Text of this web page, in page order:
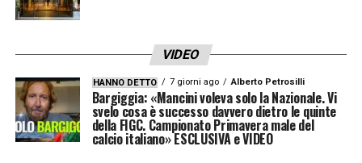
VIDEO
HANNO DETTO 7 giorni ago Alberto Petrosilli
Bargiggia: «Mancini voleva solo la Nazionale. Vi
svelo cosa è successo davvero dietro le quinte
della FIGC. Campionato Primavera male del
calcio italiano» ESCLUSIVA e VIDEO